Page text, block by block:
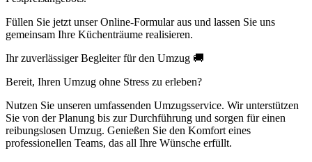
Füllen Sie jetzt unser Online-Formular aus und lassen Sie uns
gemeinsam Ihre Küchenträume realisieren.
Ihr zuverlässiger Begleiter für den Umzug 🚚
Bereit, Ihren Umzug ohne Stress zu erleben?
Nutzen Sie unseren umfassenden Umzugsservice. Wir unterstützen
Sie von der Planung bis zur Durchführung und sorgen für einen
reibungslosen Umzug. Genießen Sie den Komfort eines
professionellen Teams, das all Ihre Wünsche erfüllt.